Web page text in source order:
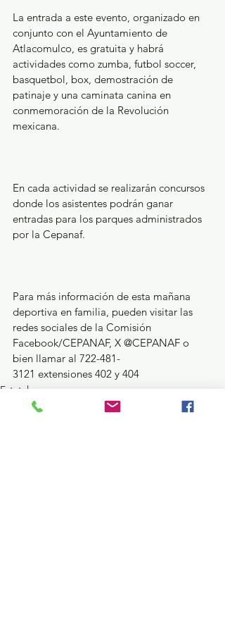
La entrada a este evento, organizado en
conjunto con el Ayuntamiento de
Atlacomulco, es gratuita y habrá
actividades como zumba, futbol soccer,
basquetbol, box, demostración de
patinaje y una caminata canina en
conmemoración de la Revolución
mexicana.
En cada actividad se realizarán concursos
donde los asistentes podrán ganar
entradas para los parques administrados
por la Cepanaf.
Para más información de esta mañana
deportiva en familia, pueden visitar las
redes sociales de la Comisión
Facebook/CEPANAF, X @CEPANAF o
bien llamar al 722-481-
3121 extensiones 402 y 404
Estatal